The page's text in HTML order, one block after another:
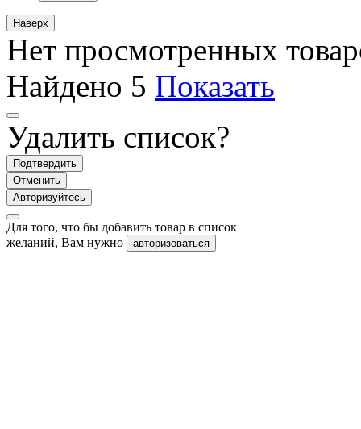
Наверх
Нет просмотренных
Найдено 5 Показать
Удалить список?
Подтвердить
Отменить
Авторизуйтесь
Для того, что бы добавить товар в список
желаний, Вам нужно
авторизоваться